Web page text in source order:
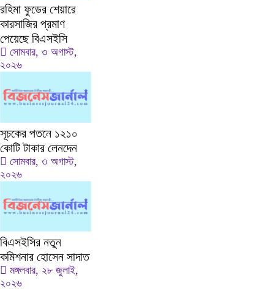
রহিমা ফুডের শেয়ারে
কারসাজির প্রমাণ
পেয়েছে বিএসইসি
সোমবার, ৩ অগাস্ট,
২০২৬
সূচকের পতনে ১২১০
কোটি টাকার লেনদেন
সোমবার, ৩ অগাস্ট,
২০২৬
বিএসইসির নতুন
কমিশনার হোসেন সাদাত
মঙ্গলবার, ২৮ জুলাই,
২০২৬